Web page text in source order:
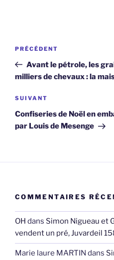
Navigation
l’article
Article
précédent
PRÉCÉDENT
Avant le pétrole, les
milliers de chevaux : la
Article
suivant
SUIVANT
Confiseries de Noël en
par Louis de Mesenge
COMMENTAIRES
OH dans Simon Nigueau et
vendent un pré, Juvardeil
Marie laure MARTIN dans